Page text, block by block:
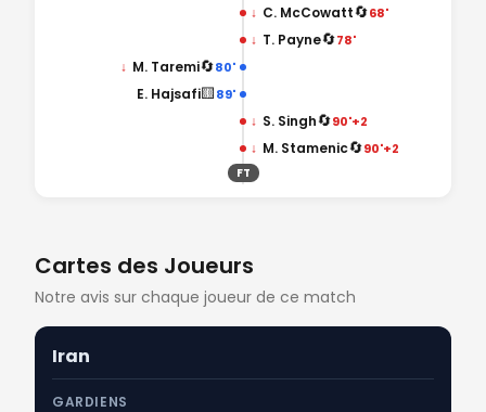
↓ C. McCowatt🔄68'
↓ T. Payne🔄78'
80'
🔄
↓ M. Taremi
89'
🟨
E. Hajsafi
↓ S. Singh🔄90'+2
↓ M. Stamenic🔄90'+2
FT
Cartes des Joueurs
Notre avis sur chaque joueur de ce match
Iran
GARDIENS